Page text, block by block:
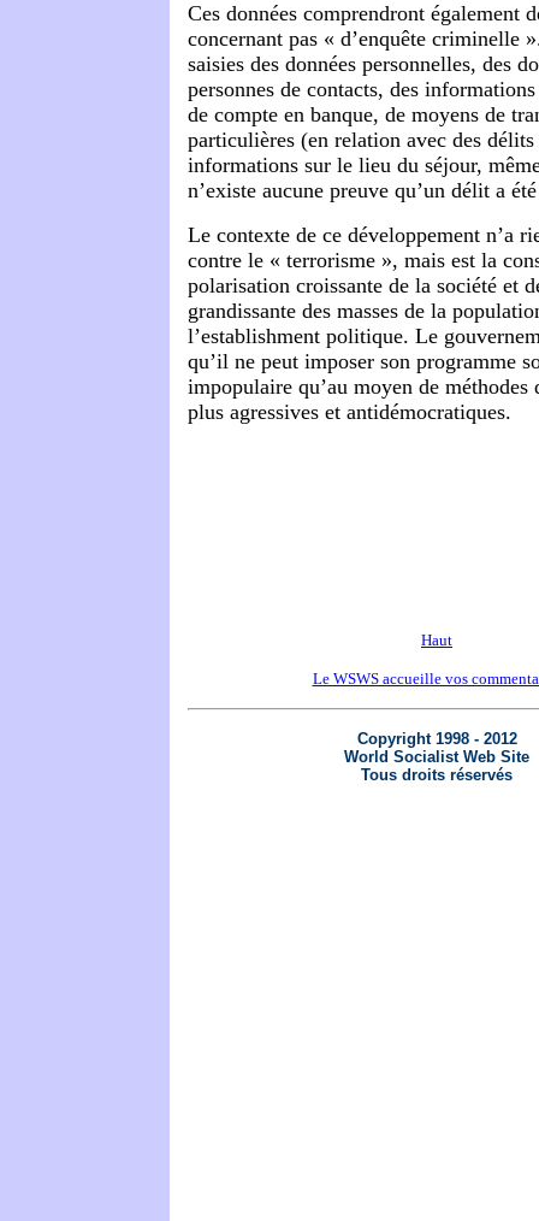
Ces données comprendront également
concernant pas « d’enquête criminelle
saisies des données personnelles, des
personnes de contacts, des
de compte en banque, de moyens de
particulières (en relation avec des
informations sur le lieu du séjour,
n’existe aucune preuve qu’un délit a
Le contexte de ce développement n’a
contre le « terrorisme », mais est la
polarisation croissante de la société et
grandissante des masses de la
l’establishment politique. Le
qu’il ne peut imposer son programme
impopulaire qu’au moyen de méthodes
plus agressives et antidémocratiques.
Haut
Le WSWS accueille vos
Copyright 1998 - 2012
World Socialist Web Site
Tous droits réservés